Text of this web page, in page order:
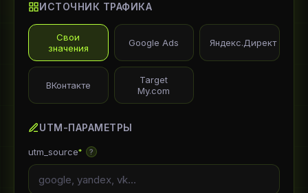
ИСТОЧНИК ТРАФИКА
Свои
значения
Google Ads Яндекс.Директ
ВКонтакте
Target
My.com
UTM-ПАРАМЕТРЫ
utm_source* ?